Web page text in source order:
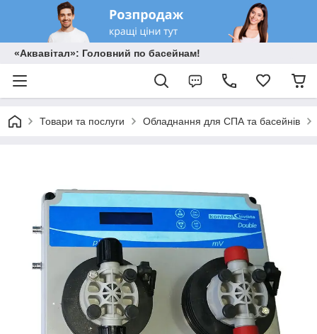
«Аквавітал»: Головний по басейнам!
Товари та послуги Обладнання для СПА та басейнів